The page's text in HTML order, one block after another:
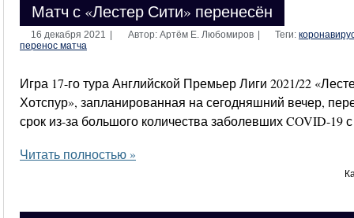
Матч с «Лестер Сити» перенесён
16 декабря 2021 Автор: Артём Е. Любомиров Теги:
перенос матча
Игра 17-го тура Английской Премьер Лиги 2021/22
Хотспур», запланированная на сегодняшний вечер,
срок из-за большого количества заболевших COVID-19
Читать полностью »